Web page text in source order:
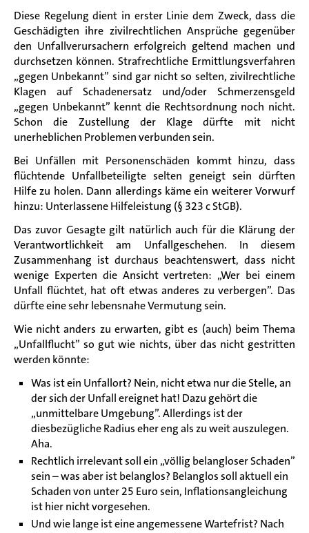
Diese Regelung dient in erster Linie dem Zweck, dass die
Geschädigten ihre zivilrechtlichen Ansprüche gegenüber
den Unfallverursachern erfolgreich geltend machen und
durchsetzen können. Strafrechtliche Ermittlungsverfahren
„gegen Unbekannt” sind gar nicht so selten, zivilrechtliche
Klagen auf Schadenersatz und/oder Schmerzensgeld
„gegen Unbekannt” kennt die Rechtsordnung noch nicht.
Schon die Zustellung der Klage dürfte mit nicht
unerheblichen Problemen verbunden sein.
Bei Unfällen mit Personenschäden kommt hinzu, dass
flüchtende Unfallbeteiligte selten geneigt sein dürften
Hilfe zu holen. Dann allerdings käme ein weiterer Vorwurf
hinzu: Unterlassene Hilfeleistung (§ 323 c StGB).
Das zuvor Gesagte gilt natürlich auch für die Klärung der
Verantwortlichkeit am Unfallgeschehen. In diesem
Zusammenhang ist durchaus beachtenswert, dass nicht
wenige Experten die Ansicht vertreten: „Wer bei einem
Unfall flüchtet, hat oft etwas anderes zu verbergen”. Das
dürfte eine sehr lebensnahe Vermutung sein.
Wie nicht anders zu erwarten, gibt es (auch) beim Thema
„Unfallflucht” so gut wie nichts, über das nicht gestritten
werden könnte:
Was ist ein Unfallort? Nein, nicht etwa nur die Stelle, an
der sich der Unfall ereignet hat! Dazu gehört die
„unmittelbare Umgebung”. Allerdings ist der
diesbezügliche Radius eher eng als zu weit auszulegen.
Aha.
Rechtlich irrelevant soll ein „völlig belangloser Schaden”
sein – was aber ist belanglos? Belanglos soll aktuell ein
Schaden von unter 25 Euro sein, Inflationsangleichung
ist hier nicht vorgesehen.
Und wie lange ist eine angemessene Wartefrist? Nach